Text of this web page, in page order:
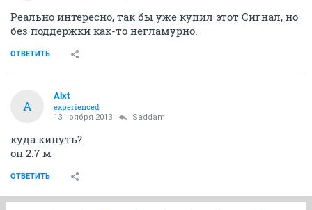
Реально интересно, так бы уже купил этот Сигнал, но
без поддержки как-то негламурно.
ОТВЕТИТЬ
A
Alxt
experienced
13 ноября 2013 Saddam
куда кинуть?
он 2.7 м
ОТВЕТИТЬ